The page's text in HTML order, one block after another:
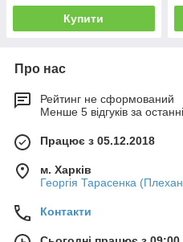
Купити
Про нас
Рейтинг не сформований
Менше 5 відгуків за
Працює з 05.12.2018
м. Харків
Георгія Тарасенка
Контакти